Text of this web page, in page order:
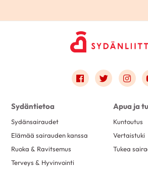
Link to facebook
Link toLink
Sydäntietoa
Sydänsairaudet
Elämää sairauden kanssa
Ruoka & Ravitsemus
Terveys & Hyvinvointi
Apua ja
Kuntoutus
Vertaistuki
Tukea